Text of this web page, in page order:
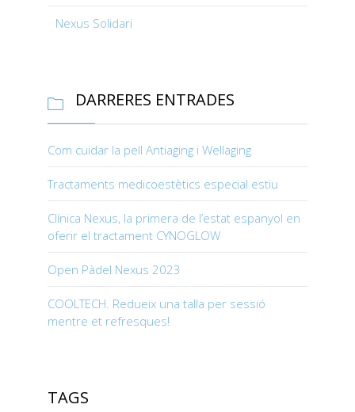
Nexus Solidari
 DARRERES ENTRADES
Com cuidar la pell Antiaging i Wellaging
Tractaments medicoestètics especial estiu
Clínica Nexus, la primera de l’estat espanyol en
oferir el tractament CYNOGLOW
Open Pàdel Nexus 2023
COOLTECH. Redueix una talla per sessió
mentre et refresques!
TAGS